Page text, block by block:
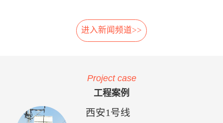
化，合理的优化了人、财、物
资源。 项目案例与客户反
艺文件的执行力度，通过全貌
化、公开化、信息化系统自动
评价、月报分析，加强了员工
的检修责任心以来，其车辆检
修的运营故障（正线故障）呈
的运行参数进行检测。并具有
对检测出的超标数据进行自动
主要功能如下：当电动列车在
线运行时，系统对弓网运行情
况实时监测，对受电弓拉弧、
受电弓弓头异常、羊角变形、
碳滑板磨耗、受电弓硬点冲
需人工分析，系统自动出具智
能分析结果，提供检修月报，
析、轨道异常分析等。 5、
自动方案:根据月报分析结
果，系统自动出具维修方案建
议，包括:厂家选型建议、轮
时机建议轨道打磨建议、轮对
起，气氛热烈喜庆，董事长朱晓东为舞狮点睛，为整个活动增添
了浓郁的传统韵味和欢快氛围。 随后，公司领导与嘉宾们一
进入新闻频道>>
Project case
工程案例
西安1号线